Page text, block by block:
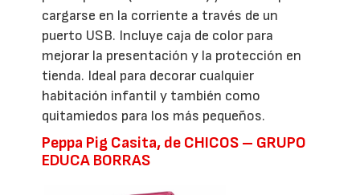
cargarse en la corriente a través de un
puerto USB. Incluye caja de color para
mejorar la presentación y la protección en
tienda. Ideal para decorar cualquier
habitación infantil y también como
quitamiedos para los más pequeños.
Peppa Pig Casita, de CHICOS – GRUPO
EDUCA BORRAS